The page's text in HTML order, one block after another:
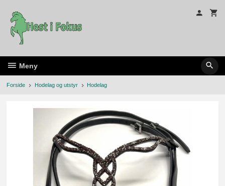
innholdet
Meny
Forside Hodelag og utstyr Hodelag